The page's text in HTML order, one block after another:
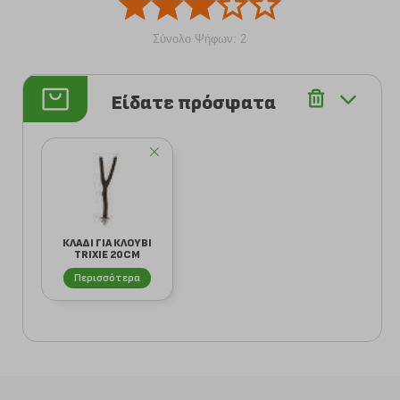
Σύνολο Ψήφων: 2
Είδατε πρόσφατα
ΚΛΑΔΙ ΓΙΑ ΚΛΟΥΒΙ
TRIXIE 20CM
Περισσότερα